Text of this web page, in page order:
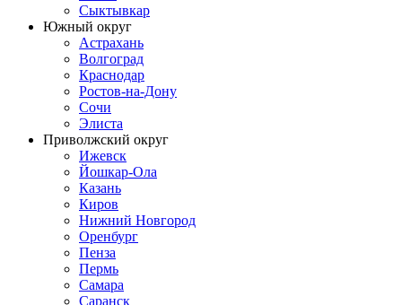
Сыктывкар
Южный округ
Астрахань
Волгоград
Краснодар
Ростов-на-Дону
Сочи
Элиста
Приволжский округ
Ижевск
Йошкар-Ола
Казань
Киров
Нижний Новгород
Оренбург
Пенза
Пермь
Самара
Саранск